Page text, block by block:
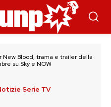
New Blood, trama e trailer della
su Sky e NOW
Serie TV